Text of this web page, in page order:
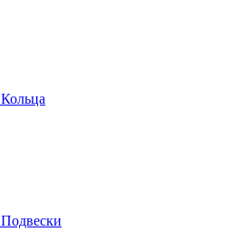
Кольца
Подвески